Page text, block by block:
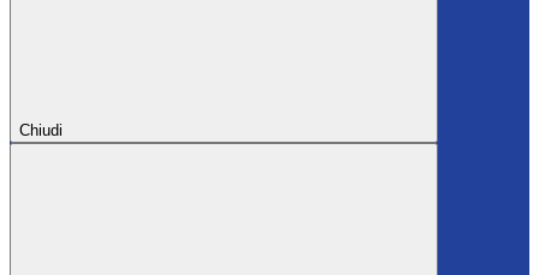
Chiudi